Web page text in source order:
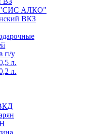
"СИС АЛКО"
ВКЗ
п/у
л.
л.